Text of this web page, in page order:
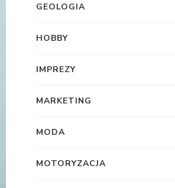
GEOLOGIA
HOBBY
IMPREZY
MARKETING
MODA
MOTORYZACJA